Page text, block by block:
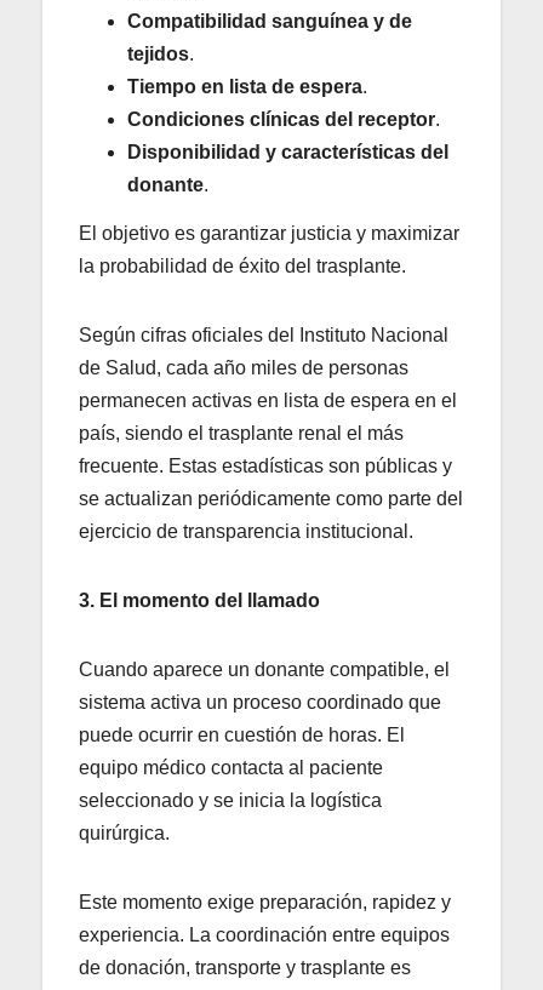
Compatibilidad sanguínea y de
tejidos.
Tiempo en lista de espera.
Condiciones clínicas del receptor.
Disponibilidad y características del
donante.
El objetivo es garantizar justicia y maximizar
la probabilidad de éxito del trasplante.
Según cifras oficiales del Instituto Nacional
de Salud, cada año miles de personas
permanecen activas en lista de espera en el
país, siendo el trasplante renal el más
frecuente. Estas estadísticas son públicas y
se actualizan periódicamente como parte del
ejercicio de transparencia institucional.
3. El momento del llamado
Cuando aparece un donante compatible, el
sistema activa un proceso coordinado que
puede ocurrir en cuestión de horas. El
equipo médico contacta al paciente
seleccionado y se inicia la logística
quirúrgica.
Este momento exige preparación, rapidez y
experiencia. La coordinación entre equipos
de donación, transporte y trasplante es